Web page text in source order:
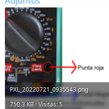
PXL_20220721_0935543.png
750.3 KB · Visitas: 5